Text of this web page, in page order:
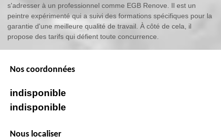
s'adresser à un professionnel comme EGB Renove. Il est un
peintre expérimenté qui a suivi des formations spécifiques pour la
garantie d'une meilleure qualité de travail. À côté de cela, il
propose des tarifs qui défient toute concurrence.
Nos coordonnées
indisponible
indisponible
Nous localiser